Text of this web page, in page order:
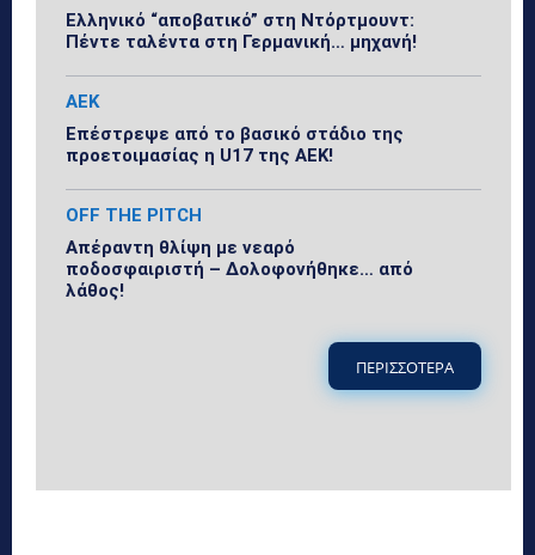
Ελληνικό “αποβατικό” στη Ντόρτμουντ:
Πέντε ταλέντα στη Γερμανική… μηχανή!
ΑΕΚ
Επέστρεψε από το βασικό στάδιο της
προετοιμασίας η U17 της ΑΕΚ!
OFF THE PITCH
Απέραντη θλίψη με νεαρό
ποδοσφαιριστή – Δολοφονήθηκε… από
λάθος!
ΠΕΡΙΣΣΟΤΕΡΑ